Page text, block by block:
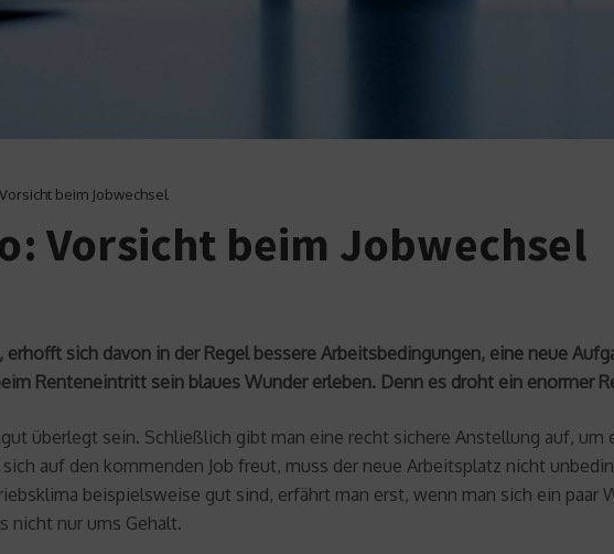
beim Jobwechsel
Vorsicht beim Jobwechsel
sich davon in der Regel bessere Arbeitsbedingungen, eine neue
Renteneintritt sein blaues Wunder erleben. Denn es droht ein enormer
überlegt sein. Schließlich gibt man eine recht sichere Anstellung auf, um
auf den kommenden Job freut, muss der neue Arbeitsplatz nicht
beispielsweise gut sind, erfährt man erst, wenn man sich ein paar
nicht nur ums Gehalt.